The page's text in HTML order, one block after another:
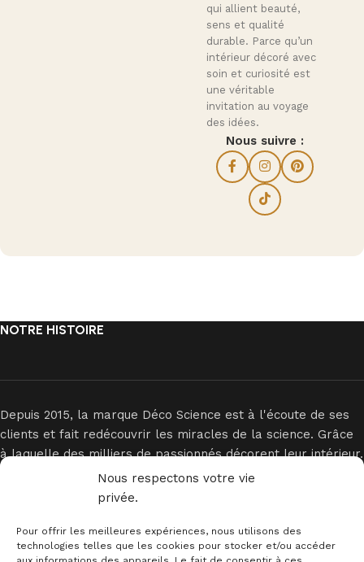
Nous respectons votre vie
privée.
Pour offrir les meilleures expériences, nous utilisons des
technologies telles que les cookies pour stocker et/ou accéder
qui allient beauté,
sens et qualité
durable. Parce qu’un
intérieur décoré avec
soin et curiosité est
une véritable
invitation au voyage
des idées.
Nous suivre :
NOTRE HISTOIRE
Depuis 2015, la marque Déco Science est à l'écoute de ses
clients et fait redécouvrir les miracles de la science. Grâce
à laquelle des milliers de passionnés décorent leur intérieur.